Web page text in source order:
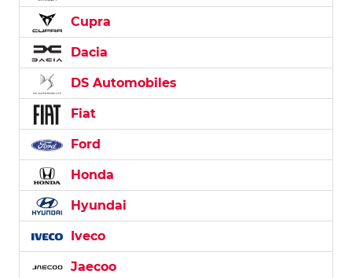
Cupra
Dacia
DS Automobiles
Fiat
Ford
Honda
Hyundai
Iveco
Jaecoo